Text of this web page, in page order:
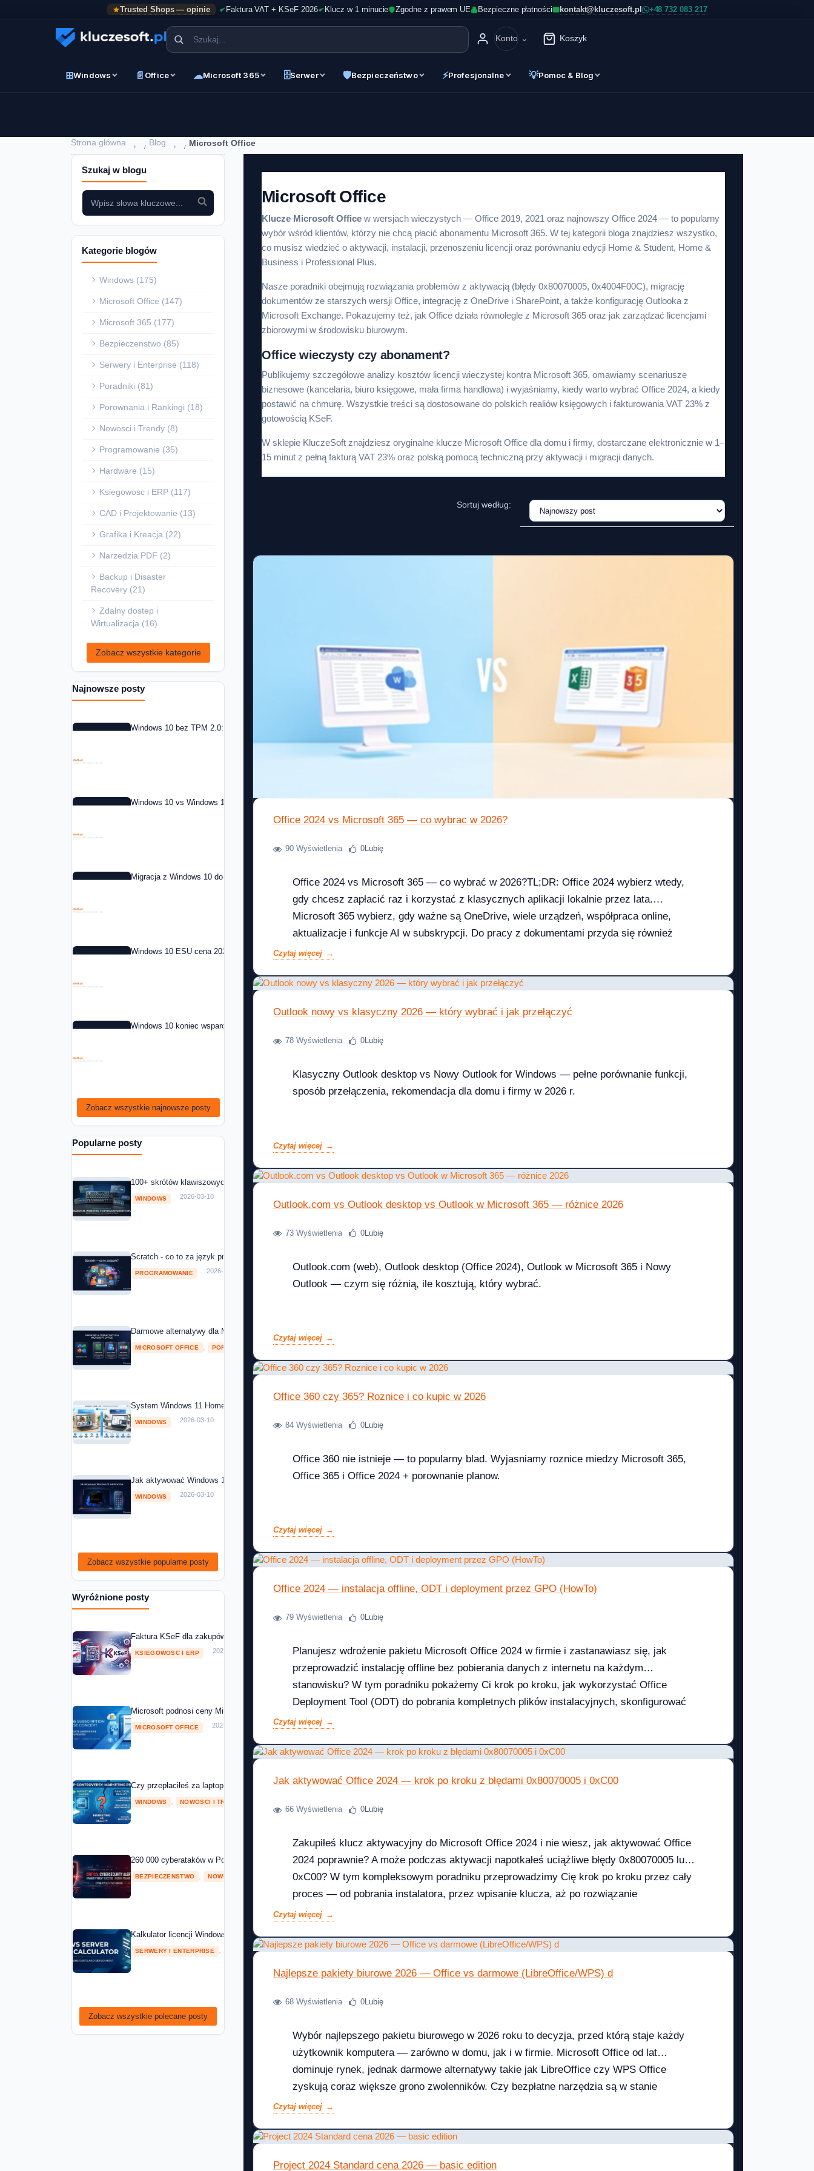
Trusted Shops — opinie Faktura VAT + KSeF 2026 Klucz w 1 minucie Zgodne z prawem UE Bezpieczne płatności kontakt@kluczesoft.pl
Konto Koszyk
⊞Windows 📄 Office ☁Microsoft 365 🗄Serwer 🛡Bezpieczeństwo ⚡Profesjonalne 💡Pomoc & Blog
Strona główna › Blog › Microsoft Office
Szukaj w blogu
Kategorie blogów
Windows (175)
Microsoft Office (147)
Microsoft 365 (177)
Bezpieczenstwo (85)
Serwery i Enterprise (118)
Poradniki (81)
Porownania i Rankingi (18)
Nowosci i Trendy (8)
Programowanie (35)
Hardware (15)
Ksiegowosc i ERP (117)
CAD i Projektowanie (13)
Grafika i Kreacja (22)
Narzedzia PDF (2)
Backup i Disaster
Recovery (21)
Zdalny dostep i
Wirtualizacja (16)
Zobacz wszystkie kategorie
Najnowsze posty
Windows 10 bez TPM 2.0: co zrobic w 2026?
Windows 10 vs Windows 11: czy warto aktualizowac w 2026?
Migracja z Windows 10 do Windows 11 krok po kroku
Windows 10 ESU cena 2026: co to jest i jak kupic?
Windows 10 koniec wsparcia: co dalej w 2026 roku?
Zobacz wszystkie najnowsze posty
Popularne posty
100+ skrótów klawiszowych Windows 11 i 10 — kompletna ściąga [2026]
WINDOWS 2026-03-10
Scratch - co to za język programowania?
PROGRAMOWANIE 2026-03-10
Darmowe alternatywy dla Microsoft Office — porównanie 6 pakietów w 2026
MICROSOFT OFFICE POROWNANIA I RANKINGI 2026-03-10
System Windows 11 Home vs Windows 11 Pro – porównanie wersji systemów operacyjny
WINDOWS 2026-03-10
Jak aktywować Windows 11 telefonicznie — aktywacja przez telefon krok po kroku [2026]
WINDOWS 2026-03-10
Zobacz wszystkie popularne posty
Wyróżnione posty
Faktura KSeF dla zakupów Microsoft 2026 — co musi wiedzieć dział IT i księgowość
KSIEGOWOSC I ERP 2026-05-01
Microsoft podnosi ceny Microsoft 365 o 13-33% od lipca 2026 — co to oznacza dla Twojej firmy?
MICROSOFT OFFICE 2026-04-08
Czy przepłaciłeś za laptopa z NPU? Microsoft zmienił reguły — producenci i użytkownicy na lodzie
WINDOWS NOWOSCI I TRENDY
260 000 cyberataków w Polsce w 2025 roku — a 71% małych firm wciąż twierdzi, że to ich nie dotyczy
BEZPIECZENSTWO NOWOSCI I TRENDY 2026-04-08
Kalkulator licencji Windows Server — oblicz ile potrzebujesz [2026]
SERWERY I ENTERPRISE PORADNIKI 2026-04-03
Zobacz wszystkie polecane posty
Microsoft Office
Klucze Microsoft Office w wersjach wieczystych — Office 2019, 2021 oraz najnowszy Office 2024 — to popularny
wybór wśród klientów, którzy nie chcą płacić abonamentu Microsoft 365. W tej kategorii bloga znajdziesz wszystko,
co musisz wiedzieć o aktywacji, instalacji, przenoszeniu licencji oraz porównaniu edycji Home & Student, Home &
Business i Professional Plus.
Nasze poradniki obejmują rozwiązania problemów z aktywacją (błędy 0x80070005, 0x4004F00C), migrację
dokumentów ze starszych wersji Office, integrację z OneDrive i SharePoint, a także konfigurację Outlooka z
Microsoft Exchange. Pokazujemy też, jak Office działa równolegle z Microsoft 365 oraz jak zarządzać licencjami
zbiorowymi w środowisku biurowym.
Office wieczysty czy abonament?
Publikujemy szczegółowe analizy kosztów licencji wieczystej kontra Microsoft 365, omawiamy scenariusze
biznesowe (kancelaria, biuro księgowe, mała firma handlowa) i wyjaśniamy, kiedy warto wybrać Office 2024, a kiedy
postawić na chmurę. Wszystkie treści są dostosowane do polskich realiów księgowych i fakturowania VAT 23% z
gotowością KSeF.
W sklepie KluczeSoft znajdziesz oryginalne klucze Microsoft Office dla domu i firmy, dostarczane elektronicznie w 1–
15 minut z pełną fakturą VAT 23% oraz polską pomocą techniczną przy aktywacji i migracji danych.
Sortuj według:
Office 2024 vs Microsoft 365 — co wybrac w 2026?
90 Wyświetlenia 0Lubię
Office 2024 vs Microsoft 365 — co wybrać w 2026?TL;DR: Office 2024 wybierz wtedy,
gdy chcesz zapłacić raz i korzystać z klasycznych aplikacji lokalnie przez lata.
Microsoft 365 wybierz, gdy ważne są OneDrive, wiele urządzeń, współpraca online,
aktualizacje i funkcje AI w subskrypcji. Do pracy z dokumentami przyda się również
Microsoft Office 2024 Professional Plus. Krotka odpowiedz Najprostszy wybór wygląda
Czytaj więcej
Outlook nowy vs klasyczny 2026 — który wybrać i jak przełączyć
78 Wyświetlenia 0Lubię
Klasyczny Outlook desktop vs Nowy Outlook for Windows — pełne porównanie funkcji,
sposób przełączenia, rekomendacja dla domu i firmy w 2026 r.
Czytaj więcej
Outlook.com vs Outlook desktop vs Outlook w Microsoft 365 — różnice 2026
73 Wyświetlenia 0Lubię
Outlook.com (web), Outlook desktop (Office 2024), Outlook w Microsoft 365 i Nowy
Outlook — czym się różnią, ile kosztują, który wybrać.
Czytaj więcej
Office 360 czy 365? Roznice i co kupic w 2026
84 Wyświetlenia 0 Lubię
Office 360 nie istnieje — to popularny blad. Wyjasniamy roznice miedzy Microsoft 365,
Office 365 i Office 2024 + porownanie planow.
Czytaj więcej
Office 2024 — instalacja offline, ODT i deployment przez GPO (HowTo)
79 Wyświetlenia 0Lubię
Planujesz wdrożenie pakietu Microsoft Office 2024 w firmie i zastanawiasz się, jak
przeprowadzić instalację offline bez pobierania danych z internetu na każdym
stanowisku? W tym poradniku pokażemy Ci krok po kroku, jak wykorzystać Office
Deployment Tool (ODT) do pobrania kompletnych plików instalacyjnych, skonfigurować
plik XML oraz wdrożyć pakiet na wielu komputerach jednocześnie za pomocą zasad
metoda pozwoli...
Czytaj więcej
Jak aktywować Office 2024 — krok po kroku z błędami 0x80070005 i 0xC00
66 Wyświetlenia 0Lubię
Zakupiłeś klucz aktywacyjny do Microsoft Office 2024 i nie wiesz, jak aktywować Office
2024 poprawnie? A może podczas aktywacji napotkałeś uciążliwe błędy 0x80070005 lub
0xC00? W tym kompleksowym poradniku przeprowadzimy Cię krok po kroku przez cały
proces — od pobrania instalatora, przez wpisanie klucza, aż po rozwiązanie
najczęstszych problemów. Dowiesz się również, dlaczego warto zaopatrzyć się w
fakturę VAT...
Czytaj więcej
Najlepsze pakiety biurowe 2026 — Office vs darmowe (LibreOffice/WPS) d
68 Wyświetlenia 0Lubię
Wybór najlepszego pakietu biurowego w 2026 roku to decyzja, przed którą staje każdy
użytkownik komputera — zarówno w domu, jak i w firmie. Microsoft Office od lat
dominuje rynek, jednak darmowe alternatywy takie jak LibreOffice czy WPS Office
zyskują coraz większe grono zwolenników. Czy bezpłatne narzędzia są w stanie
zastąpić płatnego giganta z Redmond? W tym artykule szczegółowo porównujemy
oraz całkowity...
Czytaj więcej
Project 2024 Standard cena 2026 — basic edition